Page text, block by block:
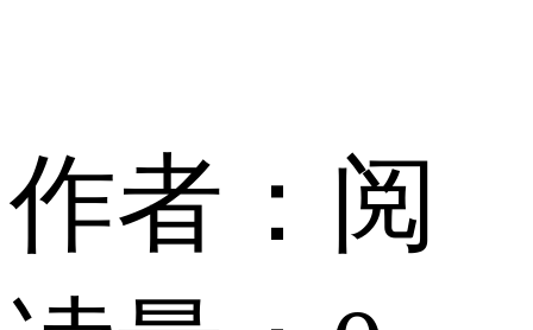
中
作者： 阅